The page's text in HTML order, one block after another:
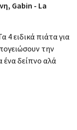
Gabin - La
4 ειδικά πιάτα για
την
ένα δείπνο αλά